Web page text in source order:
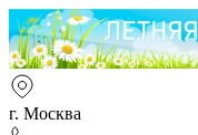
г. Москва